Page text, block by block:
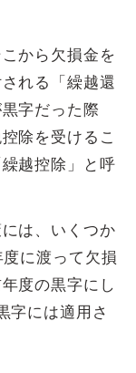
から欠損金を
れる「繰越還
字だった際
除を受けるこ
越控除」と呼
は、いくつか
に渡って欠損
度の黒字にし
字には適用さ